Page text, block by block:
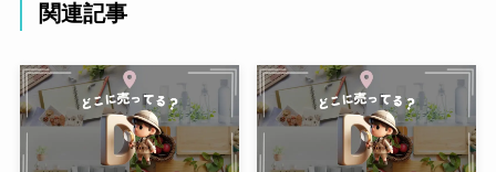
関連記事